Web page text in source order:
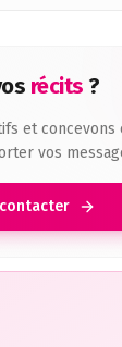
récits ?
et
vos